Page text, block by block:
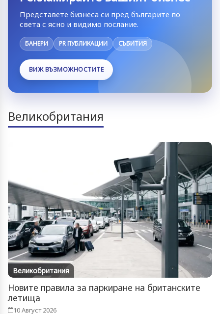
Представете бизнеса си пред българите по
света с ясно и видимо послание.
БАНЕРИ PR ПУБЛИКАЦИИ СЪБИТИЯ
ВИЖ ВЪЗМОЖНОСТИТЕ
Великобритания
Великобритания
Новите правила за паркиране на британските
летища
10 Август 2026